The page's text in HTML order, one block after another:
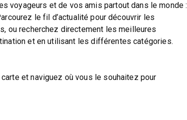
voyageurs et de vos amis partout dans le monde :
le fil d’actualité pour découvrir les
ou recherchez directement les meilleures
et en utilisant les différentes catégories.
et naviguez où vous le souhaitez pour